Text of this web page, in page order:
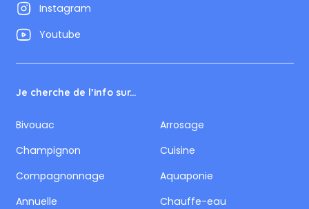
Instagram
Youtube
Je cherche de l’info sur...
Bivouac
Arrosage
Champignon
Cuisine
Compagnonnage
Aquaponie
Annuelle
Chauffe-eau